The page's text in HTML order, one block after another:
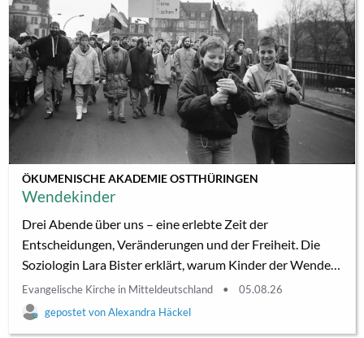
ÖKUMENISCHE AKADEMIE OSTTHÜRINGEN
Wendekinder
Drei Abende über uns – eine erlebte Zeit der
Entscheidungen, Veränderungen und der Freiheit. Die
Soziologin Lara Bister erklärt, warum Kinder der Wende
eine „deutlich schlechtere Stoffwechselgesundheit und
häufigere psychische Gesundheitseinschränkungen
aufweisen als ihre westdeutsche Vergleichsgruppe“. Die
Evangelische Kirche in Mitteldeutschland
05.08.26
Alexandra Häckel